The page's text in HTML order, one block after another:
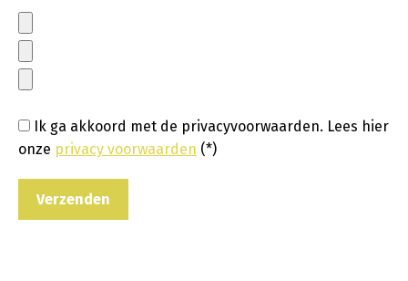
Ik ga akkoord met de privacyvoorwaarden. Lees hier
onze privacy voorwaarden (*)